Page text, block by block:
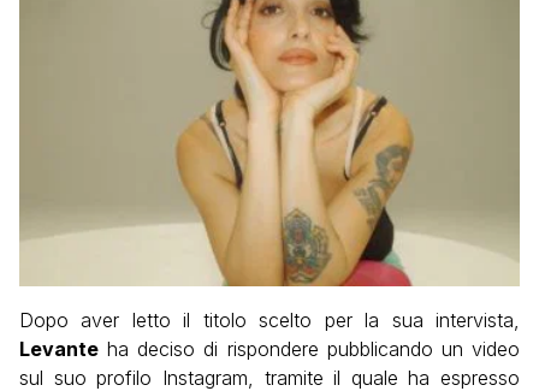
Dopo aver letto il titolo scelto per la sua intervista,
Levante ha deciso di rispondere pubblicando un video
sul suo profilo Instagram, tramite il quale ha espresso